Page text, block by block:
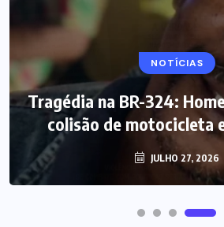
NOTÍCIAS
Tragédia na BR-324:
colisão de motocicleta
JULHO 27, 2026